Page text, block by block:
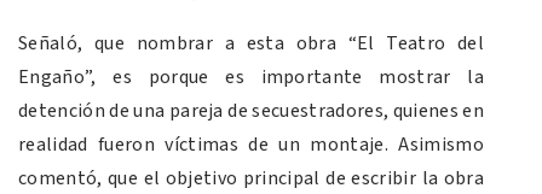
Señaló, que nombrar a esta obra “El Teatro del
Engaño”, es porque es importante mostrar la
detención de una pareja de secuestradores, quienes en
realidad fueron víctimas de un montaje. Asimismo
comentó, que el objetivo principal de escribir la obra